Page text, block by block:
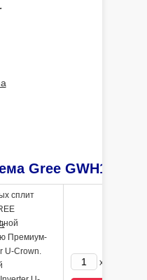
сплит
Премиум-
U-Crown.
x